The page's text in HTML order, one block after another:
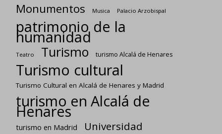
Monumentos Musica Palacio Arzobispal
patrimonio de la
humanidad
Teatro Turismo turismo Alcalá de Henares
Turismo cultural
Turismo Cultural en Alcalá de Henares y Madrid
turismo en Alcalá de
Henares
turismo en Madrid Universidad